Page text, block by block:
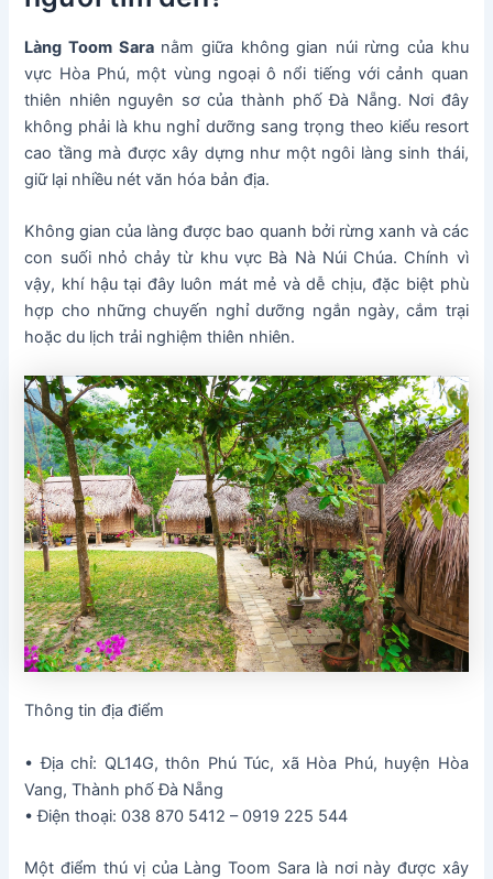
Làng Toom Saranằm giữa không gian núi rừng của khu
vực Hòa Phú, một vùng ngoại ô nổi tiếng với cảnh quan
thiên nhiên nguyên sơ của thành phố Đà Nẵng. Nơi đây
không phải là khu nghỉ dưỡng sang trọng theo kiểu resort
cao tầng mà được xây dựng như một ngôi làng sinh thái,
giữ lại nhiều nét văn hóa bản địa.
Không gian của làng được bao quanh bởi rừng xanh và các
con suối nhỏ chảy từ khu vực Bà Nà Núi Chúa. Chính vì
vậy, khí hậu tại đây luôn mát mẻ và dễ chịu, đặc biệt phù
hợp cho những chuyến nghỉ dưỡng ngắn ngày, cắm trại
hoặc du lịch trải nghiệm thiên nhiên.
Thông tin địa điểm
• Địa chỉ: QL14G, thôn Phú Túc, xã Hòa Phú, huyện Hòa
Vang, Thành phố Đà Nẵng
• Điện thoại: 038 870 5412 – 0919 225 544
Một điểm thú vị của Làng Toom Sara là nơi này được xây